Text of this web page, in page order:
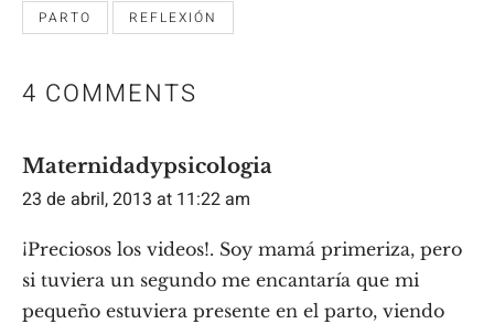
PARTO REFLEXIÓN
4 COMMENTS
Maternidadypsicologia
23 de abril, 2013 at 11:22 am
¡Preciosos los videos!. Soy mamá primeriza, pero
si tuviera un segundo me encantaría que mi
pequeño estuviera presente en el parto, viendo